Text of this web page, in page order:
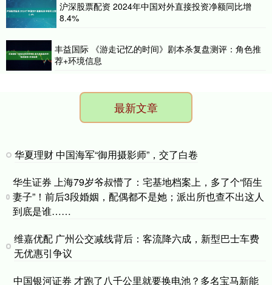
沪深股票配资 2024年中国对外直接投资净额同比增
8.4%
丰益国际 《游走记忆的时间》剧本杀复盘测评：角色推
荐+环境信息
最新文章
华夏理财 中国海军“御用摄影师”，交了白卷
华生证券 上海79岁爷叔懵了：宅基地档案上，多了个“陌生
妻子”！前后3段婚姻，配偶都不是她；派出所也查不出这人
到底是谁……
维嘉优配 广州公交减线背后：客流降六成，新型巴士车费
无优惠引争议
中国银河证券 才跑了八千公里就要换电池？多名宝马新能